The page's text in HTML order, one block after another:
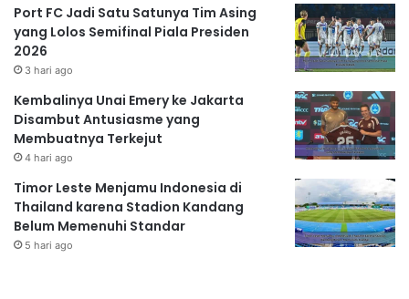
Port FC Jadi Satu Satunya Tim Asing
yang Lolos Semifinal Piala Presiden
2026
3 hari ago
Kembalinya Unai Emery ke Jakarta
Disambut Antusiasme yang
Membuatnya Terkejut
4 hari ago
Timor Leste Menjamu Indonesia di
Thailand karena Stadion Kandang
Belum Memenuhi Standar
5 hari ago